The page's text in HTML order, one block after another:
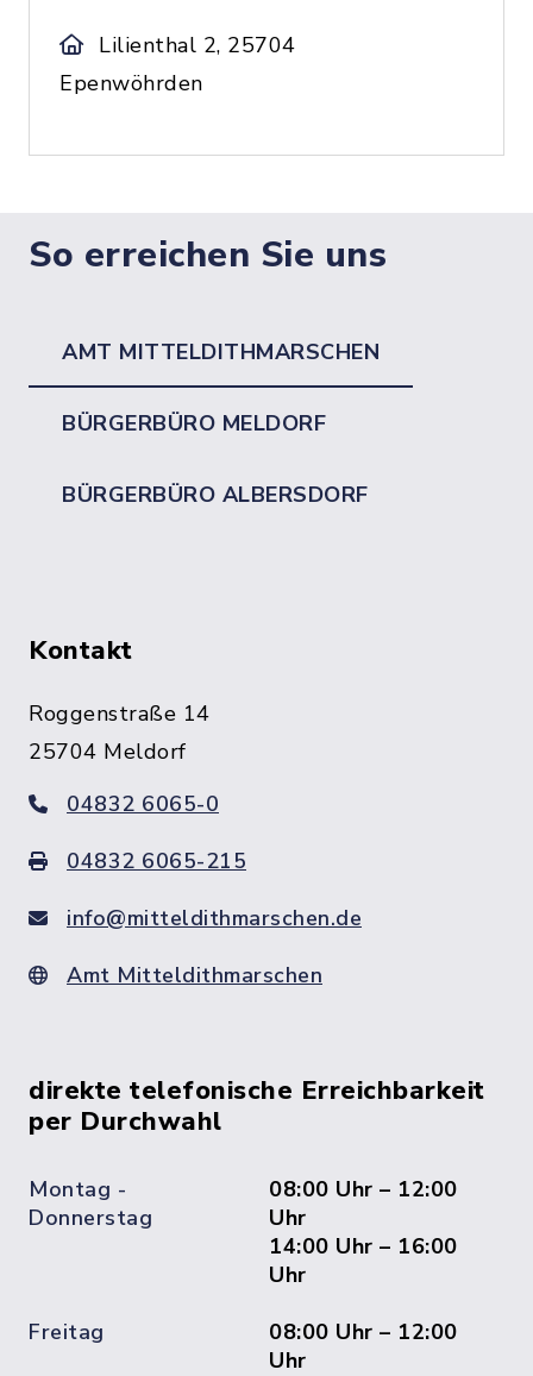
Lilienthal 2, 25704
Epenwöhrden
So erreichen Sie uns
AMT MITTELDITHMARSCHEN
BÜRGERBÜRO MELDORF
BÜRGERBÜRO ALBERSDORF
Kontakt
Roggenstraße 14
25704 Meldorf
04832 6065-0
04832 6065-215
info@mitteldithmarschen.de
Amt Mitteldithmarschen
direkte telefonische Erreichbarkeit
per Durchwahl
Montag -
Donnerstag
08:00 Uhr – 12:00
Uhr
14:00 Uhr – 16:00
Uhr
Freitag
08:00 Uhr – 12:00
Uhr